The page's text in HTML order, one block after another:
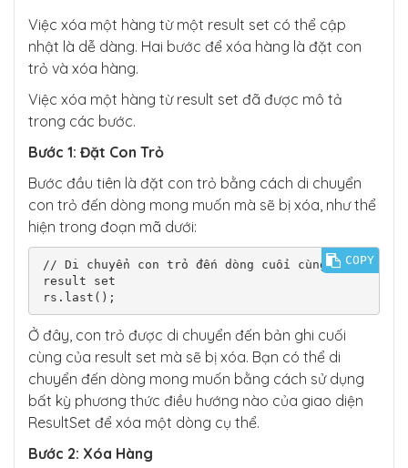
Việc xóa một hàng từ một result set có thể cập
nhật là dễ dàng. Hai bước để xóa hàng là đặt con
trỏ và xóa hàng.
Việc xóa một hàng từ result set đã được mô tả
trong các bước.
Bước 1: Đặt Con Trỏ
Bước đầu tiên là đặt con trỏ bằng cách di chuyển
con trỏ đến dòng mong muốn mà sẽ bị xóa, như thể
hiện trong đoạn mã dưới:
// Di chuyển con trỏ đến dòng cuối cùng của
result set
rs.last();
COPY
Ở đây, con trỏ được di chuyển đến bản ghi cuối
cùng của result set mà sẽ bị xóa. Bạn có thể di
chuyển đến dòng mong muốn bằng cách sử dụng
bất kỳ phương thức điều hướng nào của giao diện
ResultSet để xóa một dòng cụ thể.
Bước 2: Xóa Hàng